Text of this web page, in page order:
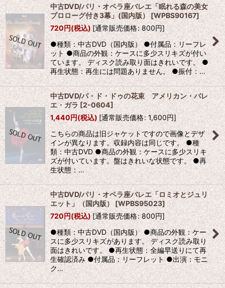
中古DVD/パリ・オペラ座バレエ「眠れる森の美女
プロローグ付き3幕」(国内版） [WPBS90167]
720円(税込)[通常販売価格: 800円]
●種類：中古DVD（国内版） ●付属品：リーフレ
ット ●商品の外観：ケースに多少スリキズが付い
ています。 ディスク読み取り面はきれいです。 ●
再生状態：再生には問題ありません。 ●振付：…
中古DVD/パ・ド・ドゥの花束 アメリカン・バレ
エ・ガラ [2-0604]
1,440円(税込)[通常販売価格: 1,600円]
こちらの商品は旧ジャケットですので画像とデザ
インが異なります。収録内容は同じです。 ●種
類：中古DVD ●商品の外観：ケースに多少スリキ
ズが付いています。盤はきれいな状態です。 ●再
生状態：…
中古DVD/パリ・オペラ座バレエ「ロミオとジュリ
エット」（国内版） [WPBS95023]
720円(税込) [通常販売価格: 800円]
●種類：中古DVD（国内版） ●商品の外観：ケー
スに多少スリキズがあります。 ディスク読み取り
面はきれいです。 ●再生状態：全編早送りにて再
生確認済み ●付属品：リーフレット ●出演：モニ
ク…